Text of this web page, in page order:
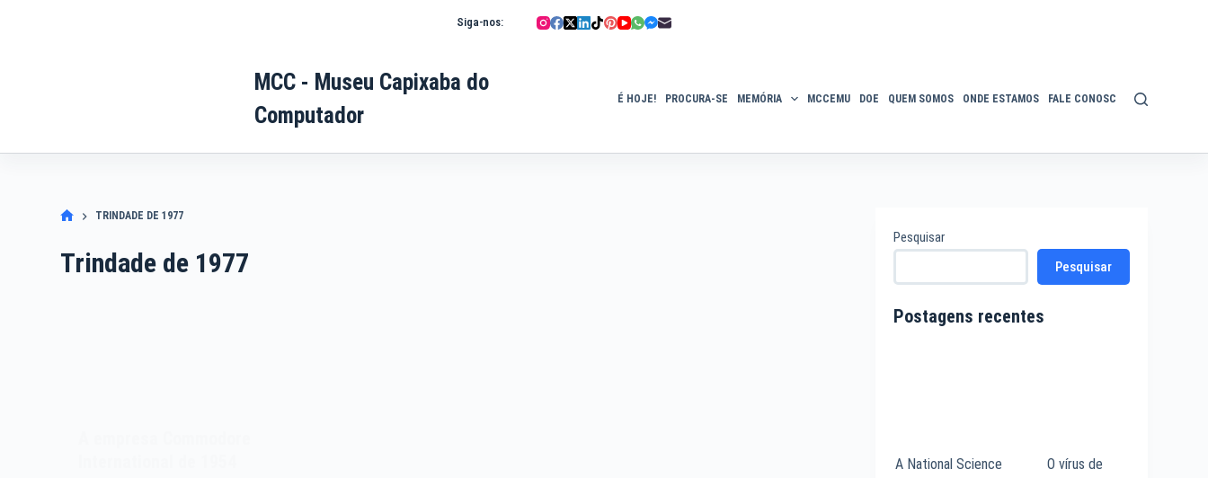
Siga-nos:
MCC - Museu Capixaba do
Computador
É HOJE! PROCURA-SE MEMÓRIA MCCEMU DOE QUEM SOMOS ONDE ESTAMOS FALE CONOSCO POLÍTICA DE
TRINDADE DE 1977
Trindade de 1977
Pesquisar
Pesquisar
Postagens recentes
A National Science
O vírus de